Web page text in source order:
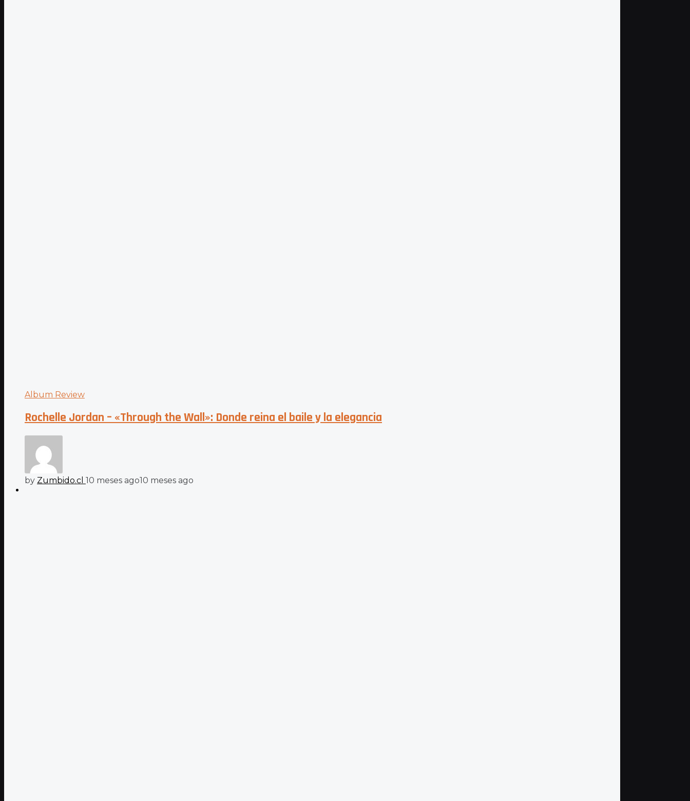
Album Review
Rochelle Jordan – «Through the Wall»: Donde reina el baile y la elegancia
by Zumbido.cl 10 meses ago10 meses ago